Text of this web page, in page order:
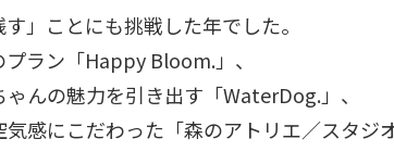
す」ことにも挑戦した年でした。
ラン「Happy Bloom.」、
んの魅力を引き出す「WaterDog.」、
感にこだわった「森のアトリエ／スタジ